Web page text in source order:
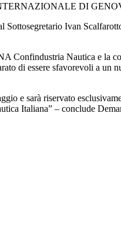
DI
Ivan
Confindustria Nautica e
di essere sfavorevoli a un
e sarà riservato
Italiana” – conclude